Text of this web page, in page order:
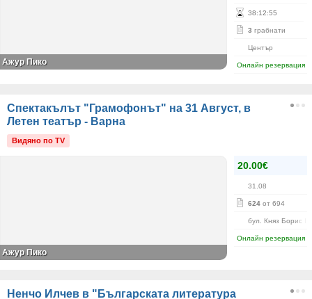
38:12:55
3 грабнати
Център
Онлайн резервация
Ажур Пико
Спектакълът "Грамофонът" на 31 Август, в
Летен театър - Варна
Видяно по TV
20.00€
31.08
624 от 694
бул. Княз Борис I-
Онлайн резервация
Ажур Пико
Ненчо Илчев в "Българската литература